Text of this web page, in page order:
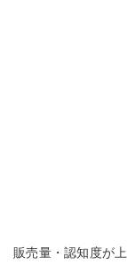
販売量・認知度が